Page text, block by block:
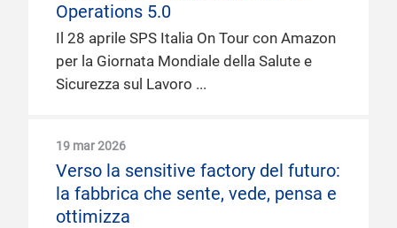
Operations 5.0
Il 28 aprile SPS Italia On Tour con Amazon
per la Giornata Mondiale della Salute e
Sicurezza sul Lavoro
19 mar 2026
Verso la sensitive factory del futuro:
la fabbrica che sente, vede, pensa e
ottimizza